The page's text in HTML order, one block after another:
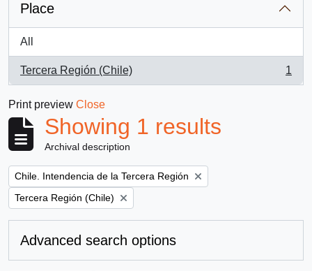
Place
All
Tercera Región (Chile)
, 1 results
1
Print preview Close
Showing 1 results
Archival description
Remove filter:
Chile. Intendencia de la Tercera Región
Remove filter:
Tercera Región (Chile)
Advanced search options